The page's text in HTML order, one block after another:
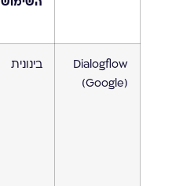
השימוש
Dialogflow
(Google)
בינונית